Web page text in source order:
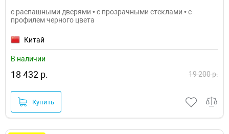
с распашными дверями • с прозрачными стеклами • с
профилем черного цвета
Китай
В наличии
18 432 р. 19 200 р.
Купить